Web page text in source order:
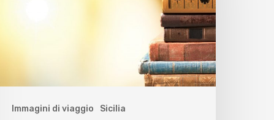
Immagini di viaggio Sicilia